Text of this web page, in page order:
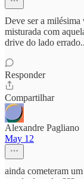
Deve ser a
misturada com
drive do lado
Responder
Compartilhar
Alexandre Pagliano
May 12
ainda cometeram